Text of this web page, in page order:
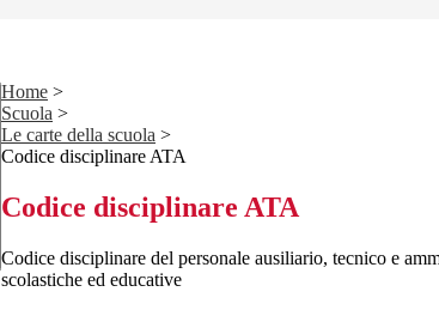
Home >
Scuola >
Le carte della scuola >
Codice disciplinare ATA
Codice disciplinare ATA
Codice disciplinare del personale ausiliario, tecnico e
scolastiche ed educative